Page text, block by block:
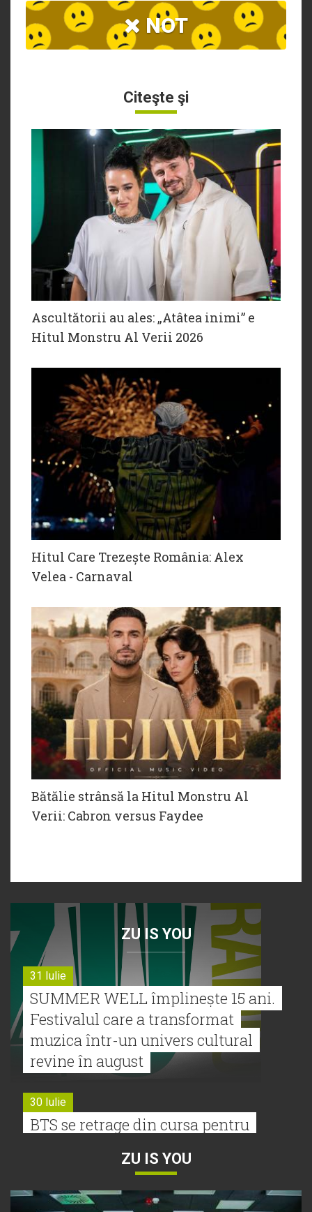
NOT
Citeşte şi
Ascultătorii au ales: „Atâtea inimi” e
Hitul Monstru Al Verii 2026
Hitul Care Trezește România: Alex
Velea - Carnaval
Bătălie strânsă la Hitul Monstru Al
Verii: Cabron versus Faydee
ZU IS YOU
31 Iulie
SUMMER WELL împlinește 15 ani.
Festivalul care a transformat
muzica într-un univers cultural
revine în august
30 Iulie
BTS se retrage din cursa pentru
ZU IS YOU